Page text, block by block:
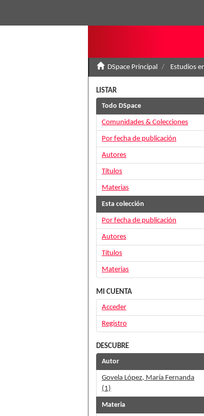
DSpace Principal Estudios
LISTAR
Todo DSpace
Comunidades & Colecciones
Por fecha de publicación
Autores
Títulos
Materias
Esta colección
Por fecha de publicación
Autores
Títulos
Materias
MI CUENTA
Acceder
Registro
DESCUBRE
Autor
Govela López, María Fernanda
(1)
Materia